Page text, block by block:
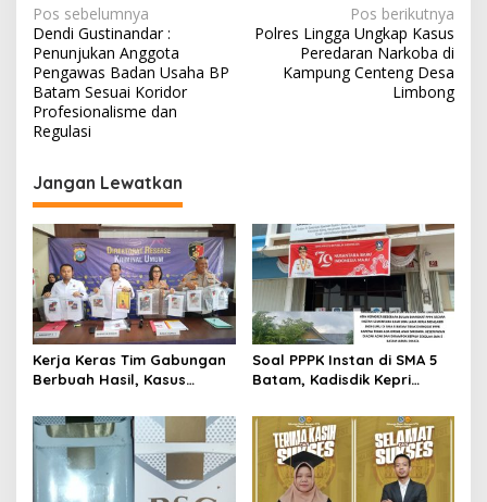
N
a
v
i
g
a
s
i
p
o
s
Pos sebelumnya
Dendi Gustinandar :
Penunjukan Anggota
Pengawas Badan Usaha BP
Batam Sesuai Koridor
Profesionalisme dan
Regulasi
Pos berikutnya
Polres Lingga Ungkap Kasus
Peredaran Narkoba di
Kampung Centeng Desa
Limbong
Jangan Lewatkan
Kerja Keras Tim Gabungan
Berbuah Hasil, Kasus
Terungkap
Soal PPPK Instan di SMA 5
Batam, Kadisdik Kepri